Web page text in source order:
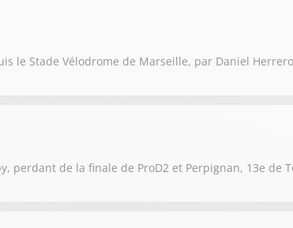
le Stade Vélodrome de Marseille, par Daniel
perdant de la finale de ProD2 et Perpignan, 13e de